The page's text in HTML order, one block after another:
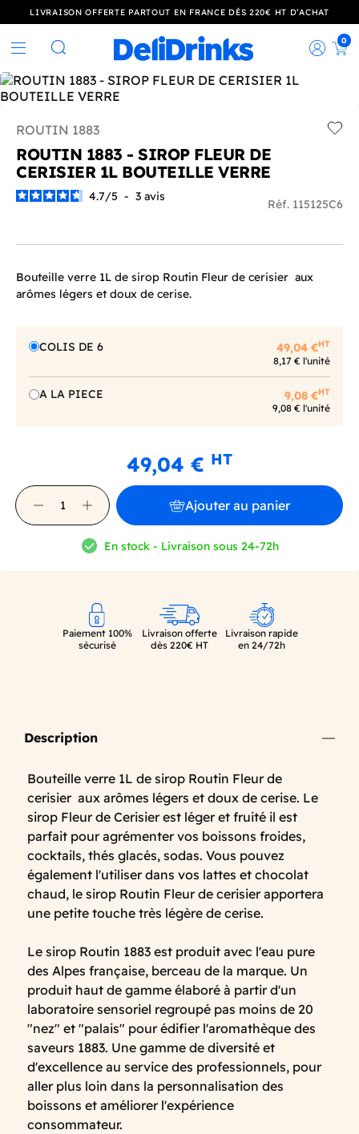
LIVRAISON OFFERTE PARTOUT EN FRANCE DÈS 220€ HT D’ACHAT
Rechercher
0
ROUTIN 1883
ROUTIN 1883 - SIROP FLEUR DE
CERISIER 1L BOUTEILLE VERRE
4.7/5 - 3 avis
Réf. 115125C6
Bouteille verre 1L de sirop Routin Fleur de cerisier aux
arômes légers et doux de cerise.
COLIS DE 6 49,04 €HT
8,17 € l'unité
A LA PIECE 9,08 €HT
9,08 € l'unité
49,04 € HT
Ajouter au panier
En stock - Livraison sous 24-72h
Paiement 100%
sécurisé
Livraison offerte
dès 220€ HT
Livraison rapide
en 24/72h
Description
Bouteille verre 1L de sirop Routin Fleur de
cerisier aux arômes légers et doux de cerise. Le
sirop Fleur de Cerisier est léger et fruité il est
parfait pour agrémenter vos boissons froides,
cocktails, thés glacés, sodas. Vous pouvez
également l'utiliser dans vos lattes et chocolat
chaud, le sirop Routin Fleur de cerisier apportera
une petite touche très légère de cerise.
Le sirop Routin 1883 est produit avec l'eau pure
des Alpes française, berceau de la marque. Un
produit haut de gamme élaboré à partir d'un
laboratoire sensoriel regroupé pas moins de 20
"nez" et "palais" pour édifier l'aromathèque des
saveurs 1883. Une gamme de diversité et
d'excellence au service des professionnels, pour
aller plus loin dans la personnalisation des
boissons et améliorer l'expérience
consommateur.